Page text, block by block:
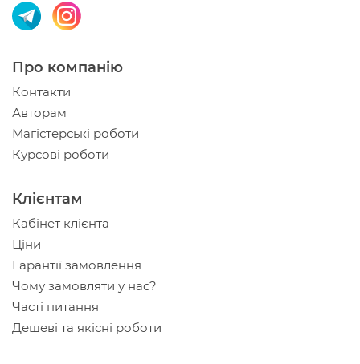
Про компанію
Контакти
Авторам
Магістерські роботи
Курсові роботи
Клієнтам
Кабінет клієнта
Ціни
Гарантії замовлення
Чому замовляти у нас?
Часті питання
Дешеві та якісні роботи